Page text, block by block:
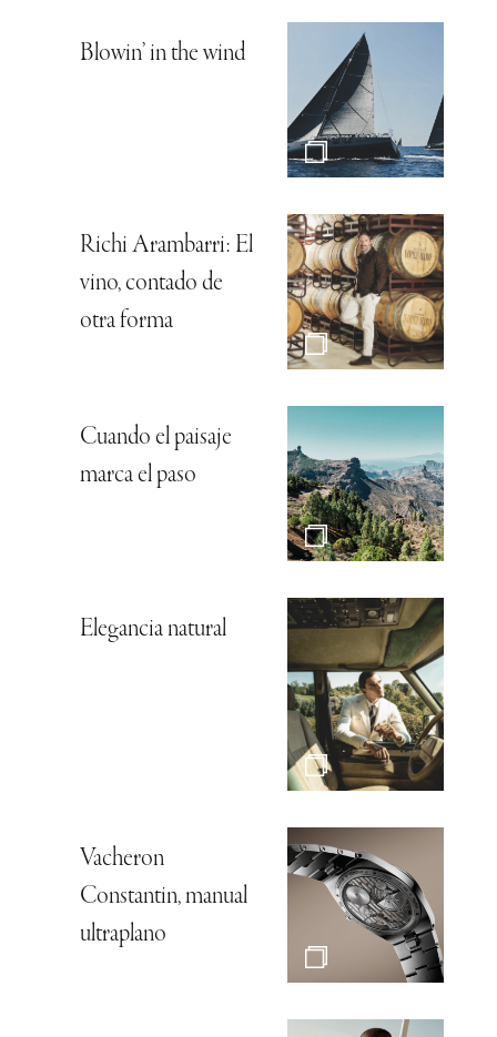
Blowin’ in the wind
Richi Arambarri: El
vino, contado de
otra forma
Cuando el paisaje
marca el paso
Elegancia natural
Vacheron
Constantin, manual
ultraplano